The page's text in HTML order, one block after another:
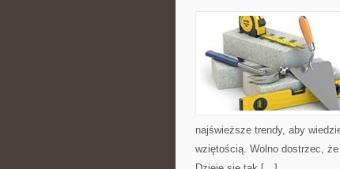
najświeższe trendy, aby
wziętością. Wolno dostrzec,